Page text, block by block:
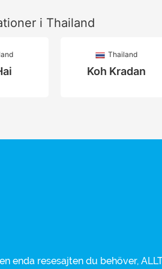
i Thailand
Thailand
Koh Kradan
enda resesajten du behöver,
eller weekendresa. Alla